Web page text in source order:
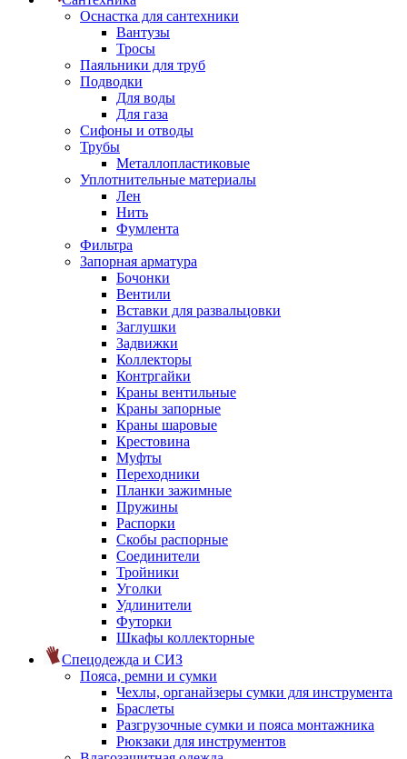
Оснастка для сантехники
Вантузы
Тросы
Паяльники для труб
Подводки
Для воды
Для газа
Сифоны и отводы
Трубы
Металлопластиковые
Уплотнительные материалы
Лен
Нить
Фумлента
Фильтра
Запорная арматура
Бочонки
Вентили
Вставки для развальцовки
Заглушки
Задвижки
Коллекторы
Контргайки
Краны вентильные
Краны запорные
Краны шаровые
Крестовина
Муфты
Переходники
Планки зажимные
Пружины
Распорки
Скобы распорные
Соединители
Тройники
Уголки
Удлинители
Футорки
Шкафы коллекторные
Спецодежда и СИЗ
Пояса, ремни и сумки
Чехлы, органайзеры сумки для инструмента
Браслеты
Разгрузочные сумки и пояса монтажника
Рюкзаки для инструментов